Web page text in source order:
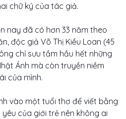
chữ ký của tác giả.
nay đã có hơn 33 năm theo
độc giả Võ Thị Kiều Loan (45
chỉ sưu tầm hầu hết những
Ánh mà còn truyền niềm
của mình.
vào một tuổi thơ để viết bằng
của giới trẻ nên không ai